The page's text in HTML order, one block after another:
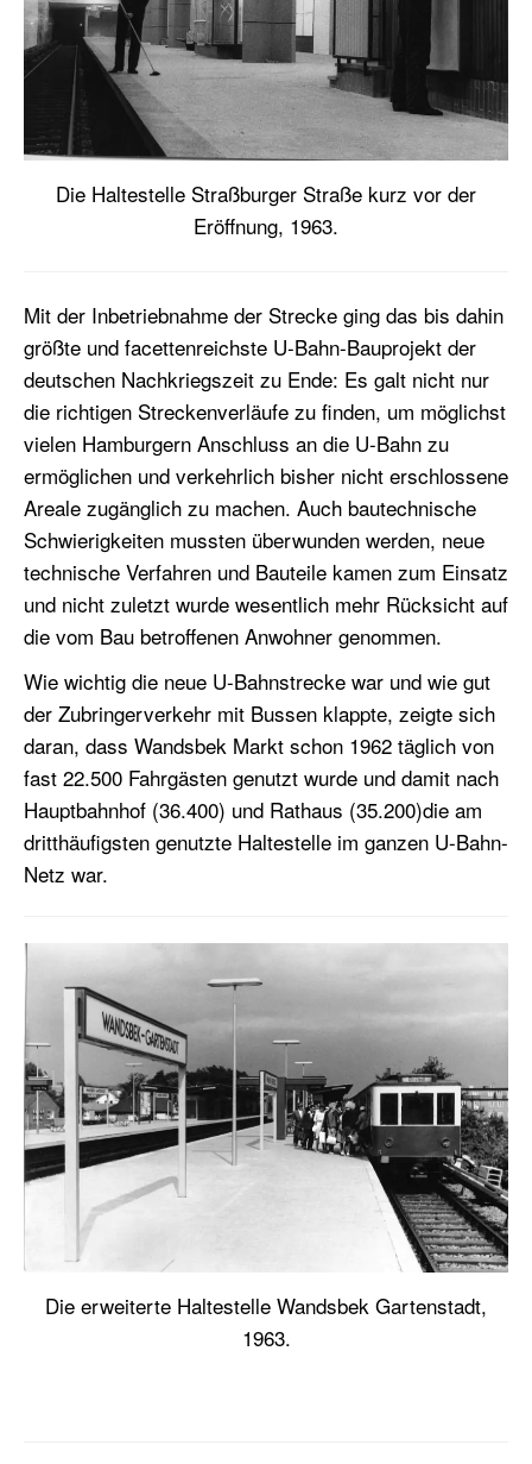
Die Haltestelle Straßburger Straße kurz vor der
Eröffnung, 1963.
Mit der Inbetriebnahme der Strecke ging das bis dahin
größte und facettenreichste U-Bahn-Bauprojekt der
deutschen Nachkriegszeit zu Ende: Es galt nicht nur
die richtigen Streckenverläufe zu finden, um möglichst
vielen Hamburgern Anschluss an die U-Bahn zu
ermöglichen und verkehrlich bisher nicht erschlossene
Areale zugänglich zu machen. Auch bautechnische
Schwierigkeiten mussten überwunden werden, neue
technische Verfahren und Bauteile kamen zum Einsatz
und nicht zuletzt wurde wesentlich mehr Rücksicht auf
die vom Bau betroffenen Anwohner genommen.
Wie wichtig die neue U-Bahnstrecke war und wie gut
der Zubringerverkehr mit Bussen klappte, zeigte sich
daran, dass Wandsbek Markt schon 1962 täglich von
fast 22.500 Fahrgästen genutzt wurde und damit nach
Hauptbahnhof (36.400) und Rathaus (35.200)die am
dritthäufigsten genutzte Haltestelle im ganzen U-Bahn-
Netz war.
Die erweiterte Haltestelle Wandsbek Gartenstadt,
1963.